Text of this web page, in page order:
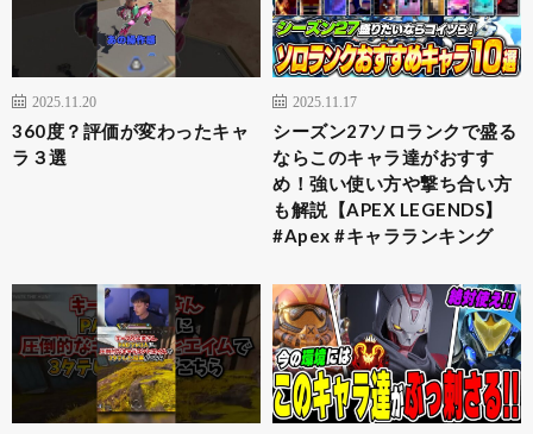
2025.11.20
360度？評価が変わったキャ
ラ３選
2025.11.17
シーズン27ソロランクで盛る
ならこのキャラ達がおすす
め！強い使い方や撃ち合い方
も解説【APEX LEGENDS】
#Apex #キャラランキング